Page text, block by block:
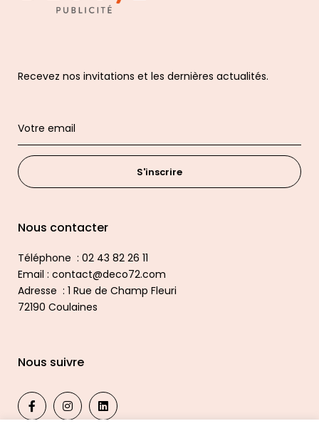
Recevez nos invitations et les dernières actualités.
S'inscrire
Nous contacter
Téléphone : 02 43 82 26 11
Email : contact@deco72.com
Adresse : 1 Rue de Champ Fleuri
72190 Coulaines
Nous suivre